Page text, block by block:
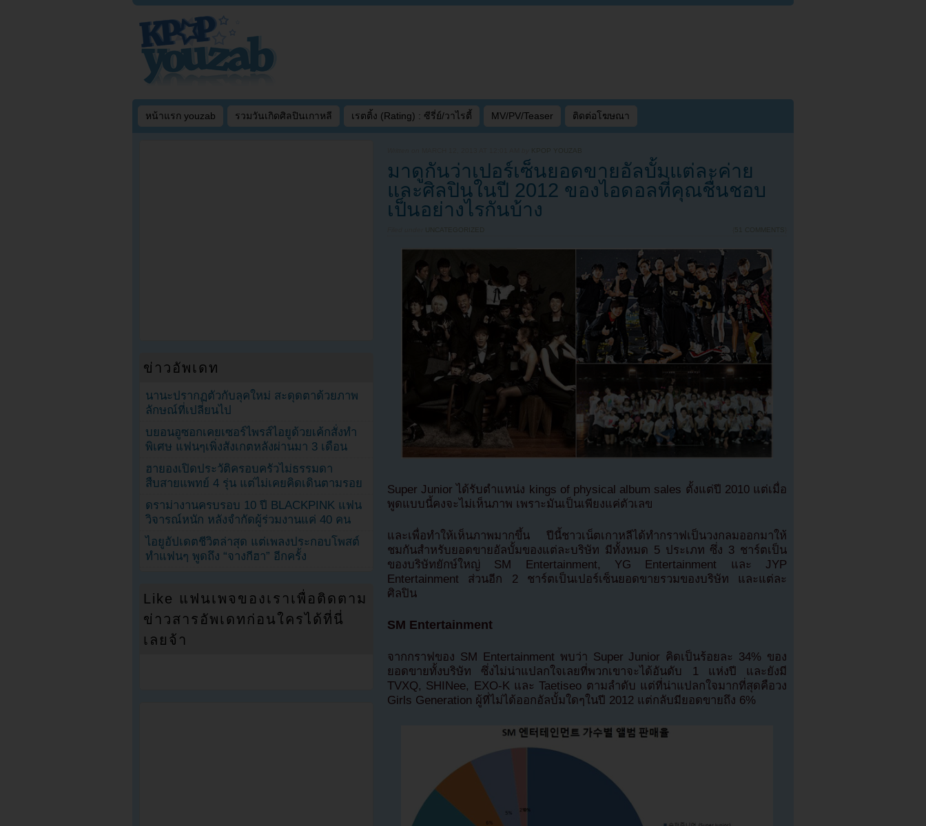
หน้าแรก youzab รวมวันเกิดศิลปินเกาหลี เรตติ้ง (Rating) : ซีรี่ย์/วาไรตี้ MV/PV/Teaser ติดต่อโฆษณา
KPOP YOUZAB
มาดูกันว่าเปอร์เซ็นยอดขายอัลบั้มแต่ละค่าย
และศิลปินในปี 2012 ของไอดอลที่คุณชื่นชอบ
เป็นอย่างไรกันบ้าง
UNCATEGORIZED 51 COMMENTS
Super Junior ได้รับตำแหน่ง kings of physical album sales ตั้งแต่ปี 2010 แต่เมื่อ
พูดแบบนี้คงจะไม่เห็นภาพ เพราะมันเป็นเพียงแค่ตัวเลข
และเพื่อทำให้เห็นภาพมากขึ้น ปีนี้ชาวเน็ตเกาหลีได้ทำกราฟเป็นวงกลมออกมาให้
ชมกันสำหรับยอดขายอัลบั้มของแต่ละบริษัท มีทั้งหมด 5 ประเภท ซึ่ง 3 ชาร์ตเป็น
ของบริษัทยักษ์ใหญ่ SM Entertainment, YG Entertainment และ JYP
Entertainment ส่วนอีก 2 ชาร์ตเป็นเปอร์เซ็นยอดขายรวมของบริษัท และแต่ละ
ศิลปิน
SM Entertainment
จากกราฟของ SM Entertainment พบว่า Super Junior คิดเป็นร้อยละ 34% ของ
ยอดขายทั้งบริษัท ซึ่งไม่น่าแปลกใจเลยที่พวกเขาจะได้อันดับ 1 แห่งปี และยังมี
TVXQ, SHINee, EXO-K และ Taetiseo ตามลำดับ แต่ที่น่าแปลกใจมากที่สุดคือวง
Girls Generation ผู้ที่ไม่ได้ออกอัลบั้มใดๆในปี 2012 แต่กลับมียอดขายถึง 6%
ข่าวอัพเดท
นานะปรากฏตัวกับลุคใหม่ สะดุดตาด้วยภาพ
ลักษณ์ที่เปลี่ยนไป
บยอนอูซอกเคยเซอร์ไพรส์ไอยูด้วยเค้กสั่งทำ
พิเศษ แฟนๆเพิ่งสังเกตหลังผ่านมา 3 เดือน
ฮายองเปิดประวัติครอบครัวไม่ธรรมดา
สืบสายแพทย์ 4 รุ่น แต่ไม่เคยคิดเดินตามรอย
ดราม่างานครบรอบ 10 ปี BLACKPINK แฟน
วิจารณ์หนัก หลังจำกัดผู้ร่วมงานแค่ 40 คน
ไอยูอัปเดตชีวิตล่าสุด แต่เพลงประกอบโพสต์
ทำแฟนๆ พูดถึง “จางกีฮา” อีกครั้ง
Like แฟนเพจของเราเพื่อติดตาม
ข่าวสารอัพเดทก่อนใครได้ที่นี่
เลยจ้า